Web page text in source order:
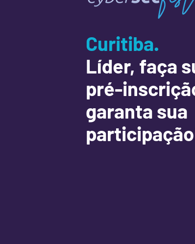
Curitiba.
Líder, faça
pré-
garanta sua